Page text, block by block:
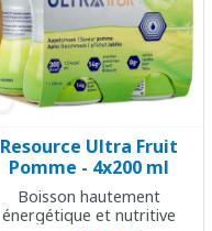
Resource Ultra Fruit
Pomme - 4x200 ml
Boisson hautement
énergétique et nutritive